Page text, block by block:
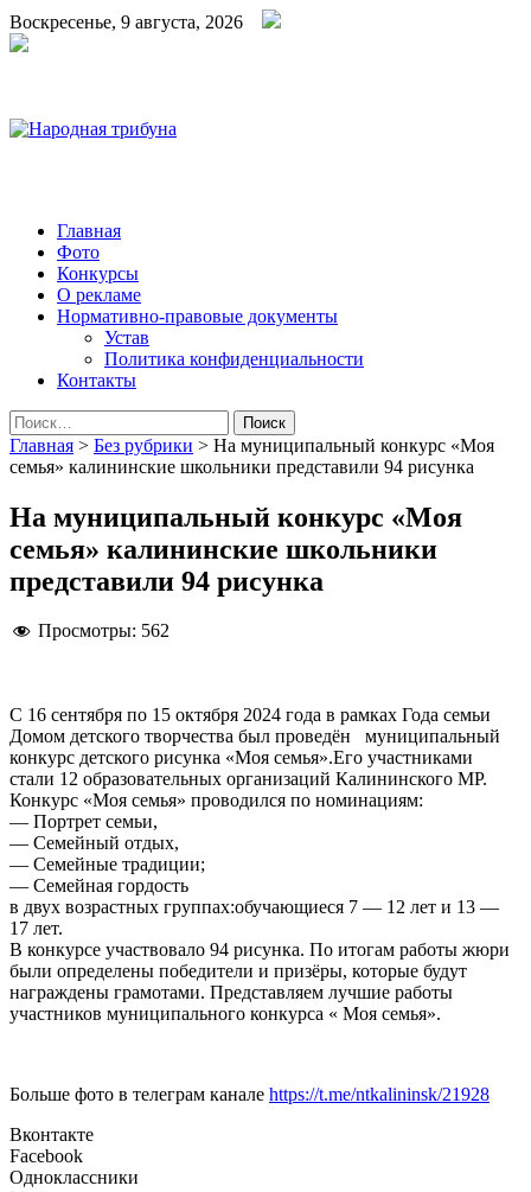
Воскресенье, 9 августа, 2026
Народная трибуна
Калининская районная газета
Главная
Фото
Конкурсы
О рекламе
Нормативно-правовые документы
Устав
Политика конфиденциальности
Контакты
Найти:
Главная > Без рубрики > На муниципальный конкурс «Моя
семья» калининские школьники представили 94 рисунка
На муниципальный конкурс «Моя
семья» калининские школьники
представили 94 рисунка
Просмотры: 562
С 16 сентября по 15 октября 2024 года в рамках Года семьи
Домом детского творчества был проведён муниципальный
конкурс детского рисунка «Моя семья».Его участниками
стали 12 образовательных организаций Калининского МР.
Конкурс «Моя семья» проводился по номинациям:
— Портрет семьи,
— Семейный отдых,
— Семейные традиции;
— Семейная гордость
в двух возрастных группах:обучающиеся 7 — 12 лет и 13 —
17 лет.
В конкурсе участвовало 94 рисунка. По итогам работы жюри
были определены победители и призёры, которые будут
награждены грамотами. Представляем лучшие работы
участников муниципального конкурса « Моя семья».
Больше фото в телеграм канале https://t.me/ntkalininsk/21928
Вконтакте
Facebook
Одноклассники